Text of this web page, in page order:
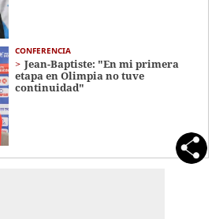
CONFERENCIA
Jean-Baptiste: "En mi primera
etapa en Olimpia no tuve
continuidad"